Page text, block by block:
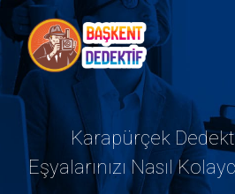
Karapürçek
Eşyalarınızı Nasıl